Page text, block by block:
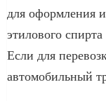
для оформления
этилового
Если для
автомобильный